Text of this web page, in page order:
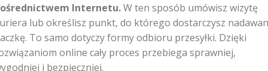
Internetu.W ten sposób umówisz wizytę
lub określisz punkt, do którego dostarczysz
To samo dotyczy formy odbioru przesyłki. Dzięki
online cały proces przebiega sprawniej,
i bezpieczniej.